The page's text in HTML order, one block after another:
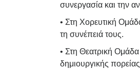
συνεργασία και την
• Στη Χορευτική
τη συνέπειά τους.
• Στη Θεατρική
δημιουργικής